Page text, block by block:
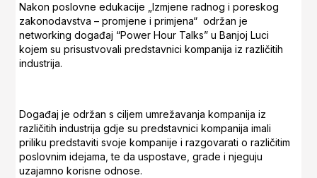
Nakon poslovne edukacije „Izmjene radnog i poreskog
zakonodavstva – promjene i primjena“ održan je
networking događaj “Power Hour Talks” u Banjoj Luci
kojem su prisustvovali predstavnici kompanija iz različitih
industrija.
Događaj je održan s ciljem umrežavanja kompanija iz
različitih industrija gdje su predstavnici kompanija imali
priliku predstaviti svoje kompanije i razgovarati o različitim
poslovnim idejama, te da uspostave, grade i njeguju
uzajamno korisne odnose.